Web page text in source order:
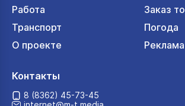
Работа
Заказ
Транспорт
Погода
О проекте
Реклама
Контакты
8 (8362) 45-73-45